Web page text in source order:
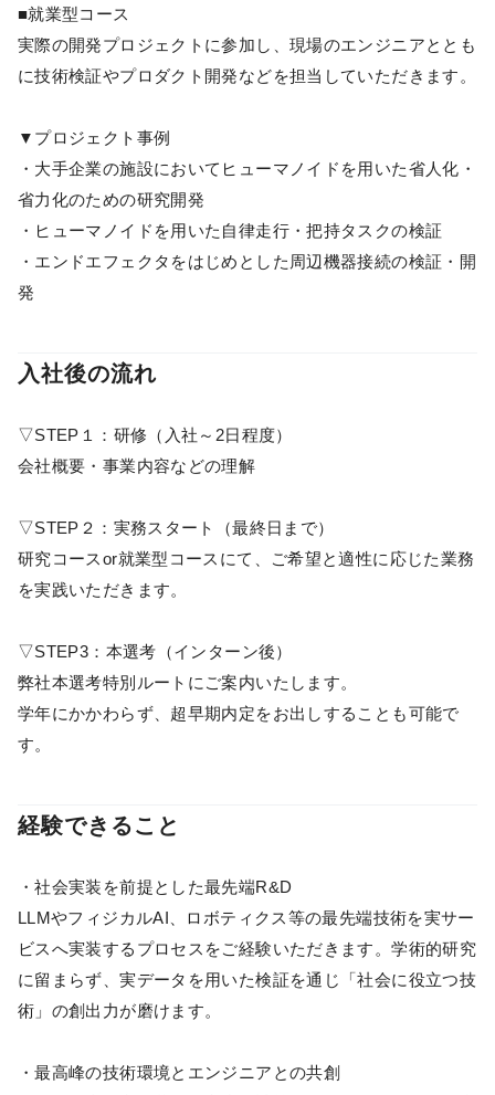
■就業型コース
実際の開発プロジェクトに参加し、現場のエンジニアととも
に技術検証やプロダクト開発などを担当していただきます。
▼プロジェクト事例
・大手企業の施設においてヒューマノイドを用いた省人化・
省力化のための研究開発
・ヒューマノイドを用いた自律走行・把持タスクの検証
・エンドエフェクタをはじめとした周辺機器接続の検証・開
発
入社後の流れ
▽STEP１：研修（入社～2日程度）
会社概要・事業内容などの理解
▽STEP２：実務スタート（最終日まで）
研究コースor就業型コースにて、ご希望と適性に応じた業務
を実践いただきます。
▽STEP3：本選考（インターン後）
弊社本選考特別ルートにご案内いたします。
学年にかかわらず、超早期内定をお出しすることも可能で
す。
経験できること
・社会実装を前提とした最先端R&D
LLMやフィジカルAI、ロボティクス等の最先端技術を実サー
ビスへ実装するプロセスをご経験いただきます。学術的研究
に留まらず、実データを用いた検証を通じ「社会に役立つ技
術」の創出力が磨けます。
・最高峰の技術環境とエンジニアとの共創